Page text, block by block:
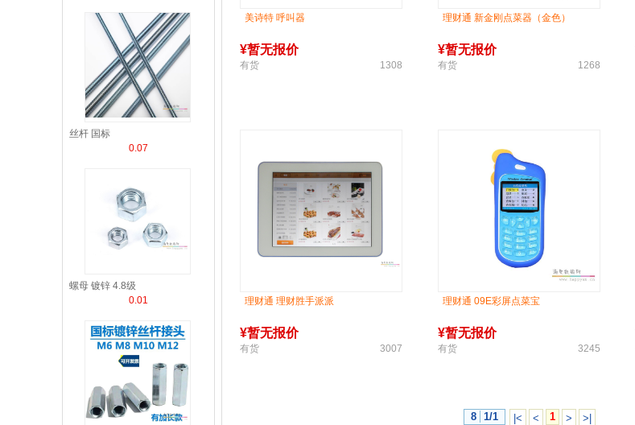
丝杆 国标
0.07
螺母 镀锌 4.8级
0.01
美诗特 呼叫器
¥暂无报价
有货 1308
理财通 新金刚点菜器（金色）
¥暂无报价
有货 1268
理财通 理财胜手派派
¥暂无报价
有货 3007
理财通 09E彩屏点菜宝
¥暂无报价
有货 3245
8 1/1 |< < 1 > >|